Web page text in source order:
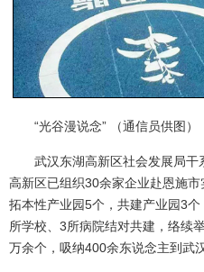
“光谷漫说念” （通信员供图）
武汉东湖高新区社会发展局干
高新区已组织30余家企业赴恩施
拓本性产业园5个，共建产业园3
所学校、3所病院结对共建，络续
万余个，吸纳400余东说念主到武